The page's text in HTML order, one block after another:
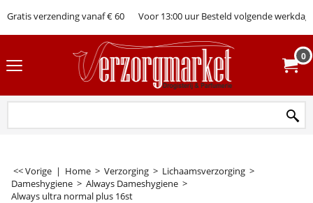
Gratis verzending vanaf € 60 Voor 13:00 uur Besteld volgende werkdag
0
<< Vorige | Home > Verzorging > Lichaamsverzorging >
Dameshygiene > Always Dameshygiene >
Always ultra normal plus 16st